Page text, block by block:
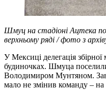
Шмуц на стадіоні Ацтека
верхньому ряді / фото з
У Мексиці делегація
будиночках. Шмуца
Володимиром Мунтяном.
мало не змінив команду – на